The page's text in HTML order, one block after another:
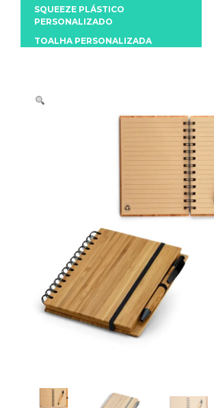
SQUEEZE PLÁSTICO
PERSONALIZADO
TOALHA PERSONALIZADA